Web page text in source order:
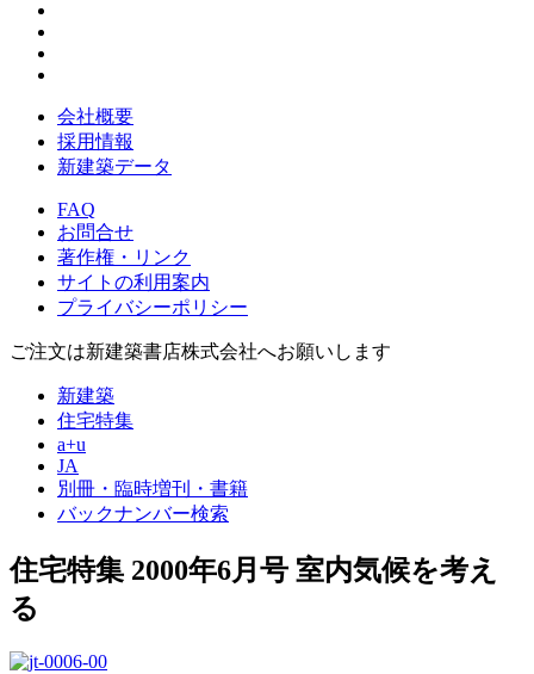
会社概要
採用情報
新建築データ
FAQ
お問合せ
著作権・リンク
サイトの利用案内
プライバシーポリシー
ご注文は新建築書店株式会社へお願いします
新建築
住宅特集
a+u
JA
別冊・臨時増刊・書籍
バックナンバー検索
住宅特集 2000年6月号 室内気候を考え
る